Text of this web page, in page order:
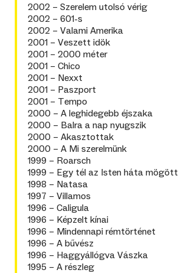
2002 – Szerelem utolsó vérig
2002 – 601-s
2002 – Valami Amerika
2001 – Veszett idök
2001 – 2000 méter
2001 – Chico
2001 – Nexxt
2001 – Paszport
2001 – Tempo
2000 – A leghidegebb éjszaka
2000 – Balra a nap nyugszik
2000 – Akasztottak
2000 – A Mi szerelmünk
1999 – Roarsch
1999 – Egy tél az Isten háta mögött
1998 – Natasa
1997 – Villamos
1996 – Caligula
1996 – Képzelt kínai
1996 – Mindennapi rémtörténet
1996 – A bűvész
1996 – Haggyállógva Vászka
1995 – A részleg